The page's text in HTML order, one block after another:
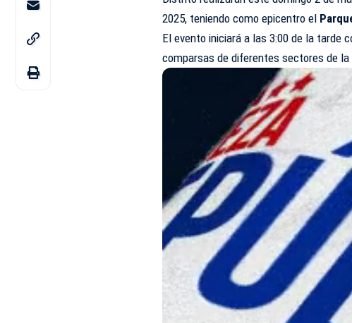
2025, teniendo como epicentro el
El evento iniciará a las 3:00 de la tarde
comparsas de diferentes sectores de